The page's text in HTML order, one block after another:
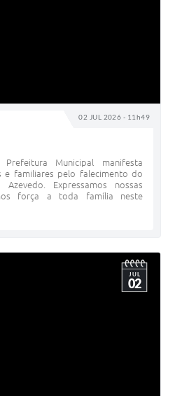
02 JUL 2026 - 11h49
Municipal manifesta
e familiares pelo falecimento do
Expressamos nossas
força a toda família neste
JUL
02